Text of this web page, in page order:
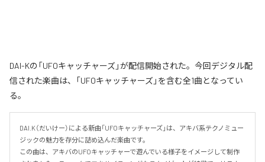
DAI-Kの「UFOキャッチャーズ」が配信開始された。今回デジタル配
信された楽曲は、「UFOキャッチャーズ」を含む全1曲となってい
る。
DAI.K（だいけー）による新曲「UFOキャッチャーズ」は、アキバ系テクノミュー
ジックの魅力を存分に詰め込んだ楽曲です。
この曲は、アキバのUFOキャッチャーで遊んでいる様子をイメージして制作